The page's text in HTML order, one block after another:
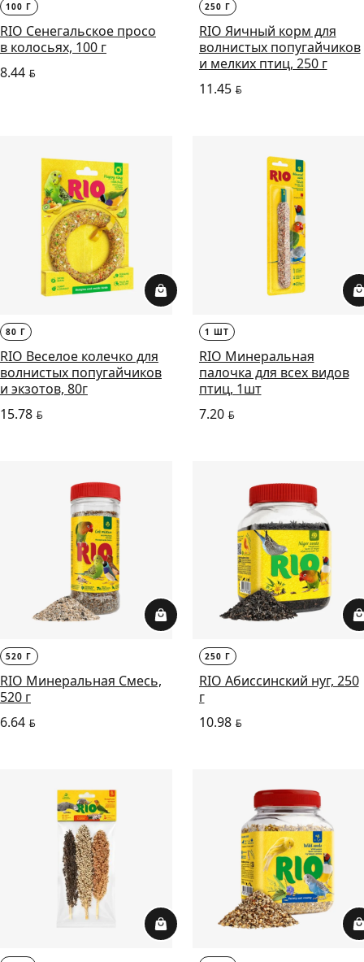
100 Г
RIO Сенегальское просо
в колосьях, 100 г
8.44 BYN
250 Г
RIO Яичный корм для
волнистых попугайчиков
и мелких птиц, 250 г
11.45BYN
80 Г
RIO Веселое колечко для
волнистых попугайчиков
и экзотов, 80г
15.78 BYN
1 ШТ
RIO Минеральная
палочка для всех видов
птиц, 1шт
7.20BYN
520 Г
RIO Минеральная Смесь,
520 г
6.64 BYN
250 Г
RIO Абиссинский нуг, 250
г
10.98BYN